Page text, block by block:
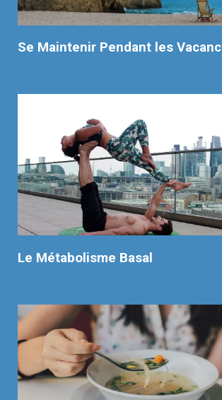
Se Maintenir Pendant les
Le Métabolisme Basal